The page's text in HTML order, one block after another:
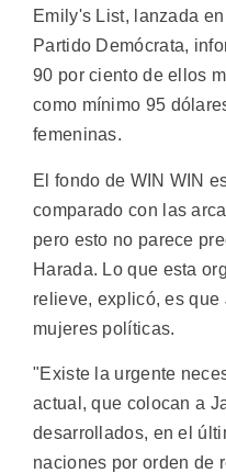
Emily's List, lanzada
Partido Demócrata,
90 por ciento de ellos
como mínimo 95
femeninas.
El fondo de WIN WIN
comparado con las
pero esto no parece
Harada. Lo que esta
relieve, explicó, es que
mujeres políticas.
"Existe la urgente
actual, que colocan a
desarrollados, en el
naciones por orden de